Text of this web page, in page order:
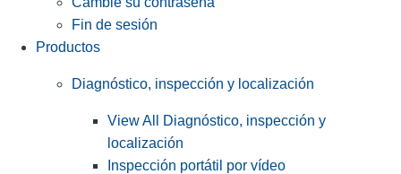
Fin de sesión
Productos
Diagnóstico, inspección y localización
View All Diagnóstico, inspección y
localización
Inspección portátil por vídeo